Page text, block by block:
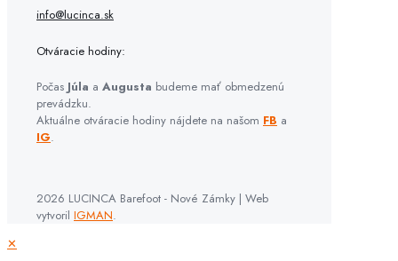
info@lucinca.sk
Otváracie hodiny:
Počas Júla a Augusta budeme mať obmedzenú
prevádzku.
Aktuálne otváracie hodiny nájdete na našom FB a
IG.
2026 LUCINCA Barefoot - Nové Zámky | Web
vytvoril IGMAN.
✕